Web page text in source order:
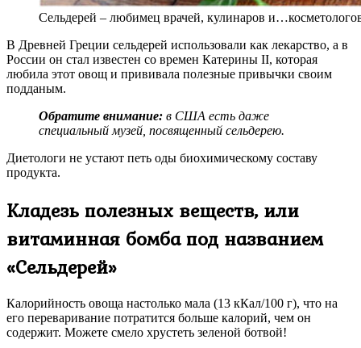
Сельдерей – любимец врачей, кулинаров
В Древней Греции сельдерей использовали как лекарство, а в
России он стал известен со времен Катерины II, которая
любила этот овощ и прививала полезные привычки своим
подданым.
Обратите внимание: в США есть даже
специальный музей, посвященный сельдерею.
Диетологи не устают петь оды биохимическому составу
продукта.
Кладезь полезных веществ, или
витаминная бомба под названием
«Сельдерей»
Калорийность овоща настолько мала (13 кКал/100 г), что на
его переваривание потратится больше калорий, чем он
содержит. Можете смело хрустеть зеленой ботвой!